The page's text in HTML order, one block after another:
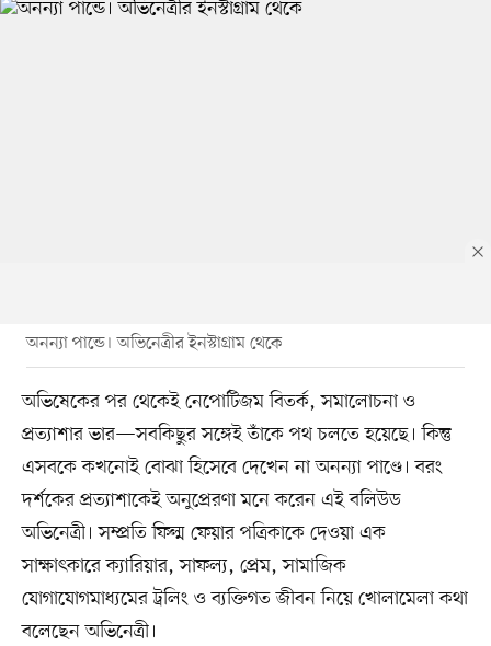
অনন্যা পান্ডে। অভিনেত্রীর ইনস্টাগ্রাম থেকে
অভিষেকের পর থেকেই নেপোটিজম বিতর্ক, সমালোচনা ও
প্রত্যাশার ভার—সবকিছুর সঙ্গেই তাঁকে পথ চলতে হয়েছে। কিন্তু
এসবকে কখনোই বোঝা হিসেবে দেখেন না অনন্যা পাণ্ডে। বরং
দর্শকের প্রত্যাশাকেই অনুপ্রেরণা মনে করেন এই বলিউড
অভিনেত্রী। সম্প্রতি ফিল্ম ফেয়ার পত্রিকাকে দেওয়া এক
সাক্ষাৎকারে ক্যারিয়ার, সাফল্য, প্রেম, সামাজিক
যোগাযোগমাধ্যমের ট্রলিং ও ব্যক্তিগত জীবন নিয়ে খোলামেলা কথা
বলেছেন অভিনেত্রী।